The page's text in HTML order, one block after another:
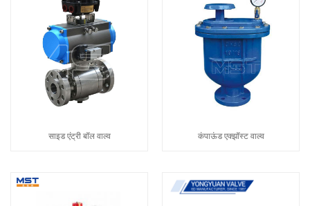
साइड एंट्री बॉल वाल्व कंपाऊंड एक्झॉस्ट वाल्व